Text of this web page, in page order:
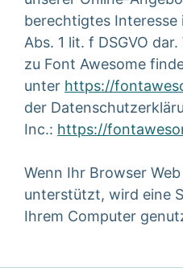
berechtigtes Interesse
Abs. 1 lit. f DSGVO
zu Font Awesome
unter https://
der
Inc.: https://
Wenn Ihr Browser
unterstützt, wird eine
Ihrem Computer